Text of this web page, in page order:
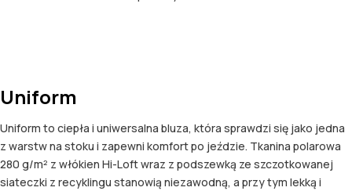
Uniform
Uniform to ciepła i uniwersalna bluza, która sprawdzi się jako jedna
z warstw na stoku i zapewni komfort po jeździe. Tkanina polarowa
280 g/m² z włókien Hi-Loft wraz z podszewką ze szczotkowanej
siateczki z recyklingu stanowią niezawodną, a przy tym lekką i